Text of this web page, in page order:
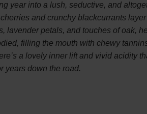
year into a lush, seductive, and
and crunchy blackcurrants
lavender petals, and touches of oak,
filling the mouth with chewy
a lovely inner lift and vivid acidity
years down the road.